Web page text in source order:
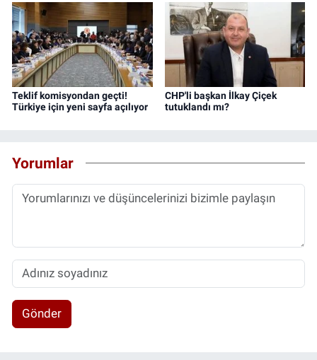
Teklif komisyondan geçti!
Türkiye için yeni sayfa açılıyor
CHP'li başkan İlkay Çiçek
tutuklandı mı?
Yorumlar
Gönder